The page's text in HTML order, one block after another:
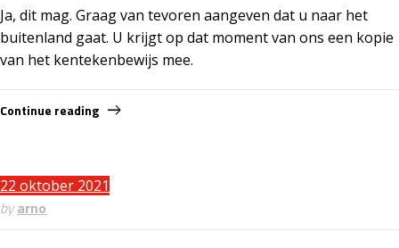
Ja, dit mag. Graag van tevoren aangeven dat u naar het
buitenland gaat. U krijgt op dat moment van ons een kopie
van het kentekenbewijs mee.
Continue reading
22 oktober 2021
byarno